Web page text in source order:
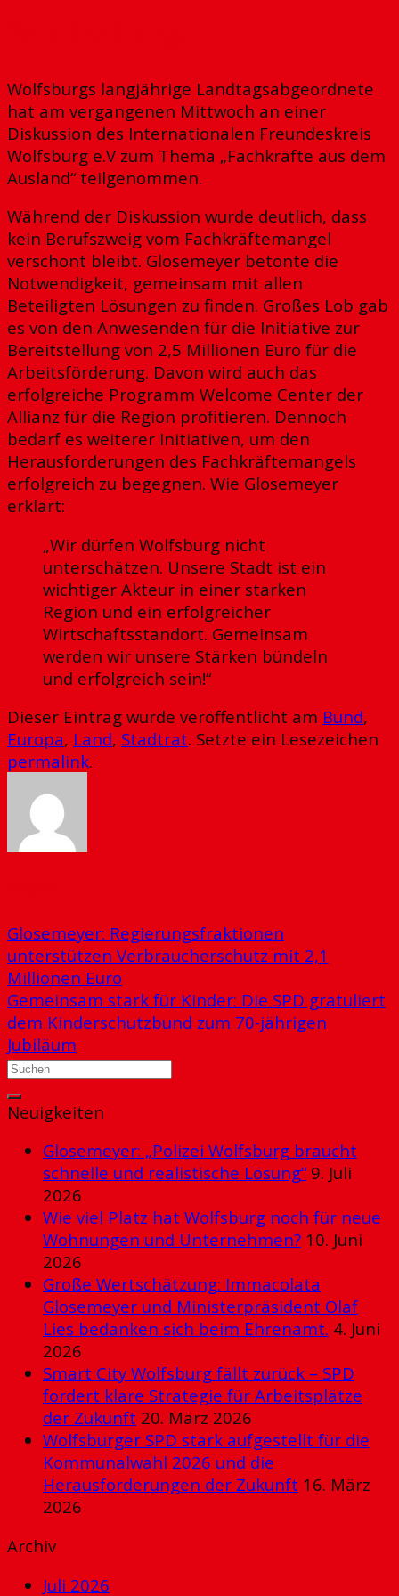
Wolfsburgs langjährige Landtagsabgeordnete
hat am vergangenen Mittwoch an einer
Diskussion des Internationalen Freundeskreis
Wolfsburg e.V zum Thema „Fachkräfte aus dem
Ausland“ teilgenommen.
Während der Diskussion wurde deutlich, dass
kein Berufszweig vom Fachkräftemangel
verschont bleibt. Glosemeyer betonte die
Notwendigkeit, gemeinsam mit allen
Beteiligten Lösungen zu finden. Großes Lob gab
es von den Anwesenden für die Initiative zur
Bereitstellung von 2,5 Millionen Euro für die
Arbeitsförderung. Davon wird auch das
erfolgreiche Programm Welcome Center der
Allianz für die Region profitieren. Dennoch
bedarf es weiterer Initiativen, um den
Herausforderungen des Fachkräftemangels
erfolgreich zu begegnen. Wie Glosemeyer
erklärt:
„Wir dürfen Wolfsburg nicht
unterschätzen. Unsere Stadt ist ein
wichtiger Akteur in einer starken
Region und ein erfolgreicher
Wirtschaftsstandort. Gemeinsam
werden wir unsere Stärken bündeln
und erfolgreich sein!“
Dieser Eintrag wurde veröffentlicht am Bund,
Europa, Land, Stadtrat. Setzte ein Lesezeichen
permalink.
Glosemeyer: Regierungsfraktionen
unterstützen Verbraucherschutz mit 2,1
Millionen Euro
Gemeinsam stark für Kinder: Die SPD gratuliert
dem Kinderschutzbund zum 70-jährigen
Jubiläum
Neuigkeiten
Glosemeyer: „Polizei Wolfsburg braucht
schnelle und realistische Lösung“ 9. Juli
2026
Wie viel Platz hat Wolfsburg noch für neue
Wohnungen und Unternehmen? 10. Juni
2026
Große Wertschätzung: Immacolata
Glosemeyer und Ministerpräsident Olaf
Lies bedanken sich beim Ehrenamt. 4. Juni
2026
Smart City Wolfsburg fällt zurück – SPD
fordert klare Strategie für Arbeitsplätze
der Zukunft 20. März 2026
Wolfsburger SPD stark aufgestellt für die
Kommunalwahl 2026 und die
Herausforderungen der Zukunft 16. März
2026
Archiv
Juli 2026